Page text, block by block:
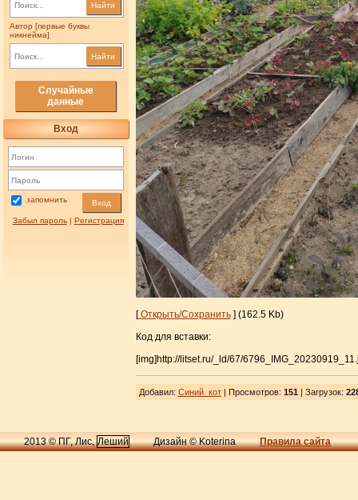
Найти
Автор [первые буквы
никнейма]
Найти
Случайные
данные
Вход
запомнить Вход
Забыл пароль| Регистрация
[Открыть/Сохранить] (162.5 Kb)
Код для вставки:
[img]http://litset.ru/_ld/67/
Добавил: Синий_кот| Просмотров: 151| Загрузок:
2013 © ПГ, Лис,Леший Дизайн © Koterina Правила сайта